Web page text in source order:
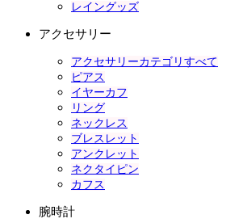
レイングッズ
アクセサリー
アクセサリーカテゴリすべて
ピアス
イヤーカフ
リング
ネックレス
ブレスレット
アンクレット
ネクタイピン
カフス
腕時計